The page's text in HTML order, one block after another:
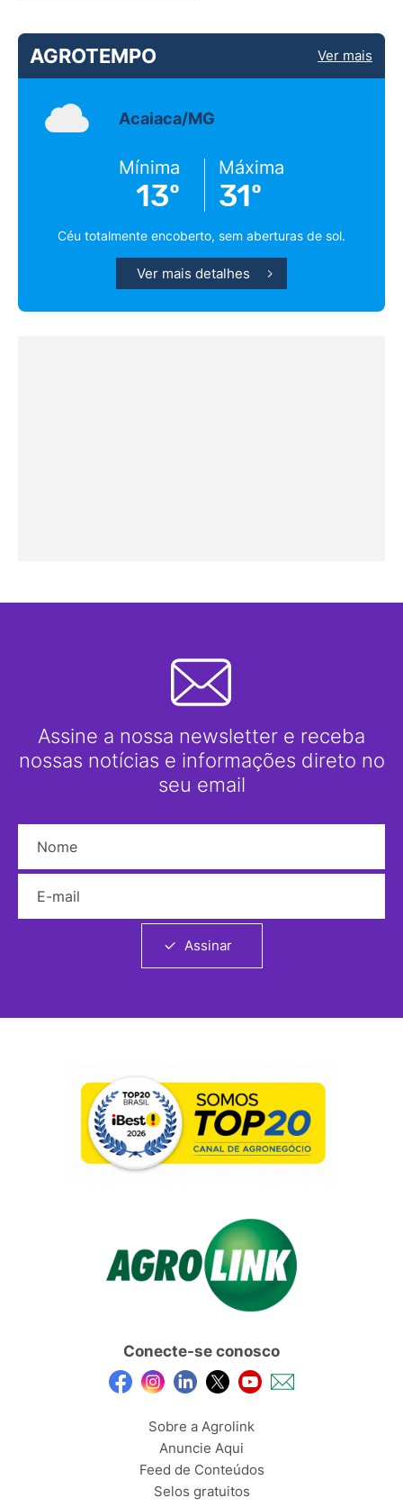
AGROTEMPO Ver mais
Acaiaca/MG
Mínima
13º
Máxima
31º
Céu totalmente encoberto, sem aberturas de sol.
Ver mais detalhes
Assine a nossa newsletter e receba
nossas notícias e informações direto no
seu email
Assinar
Conecte-se conosco
Sobre a Agrolink
Anuncie Aqui
Feed de Conteúdos
Selos gratuitos